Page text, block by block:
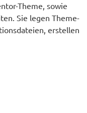
The­­me, sowie
Sie legen The­­me-
erstel­len